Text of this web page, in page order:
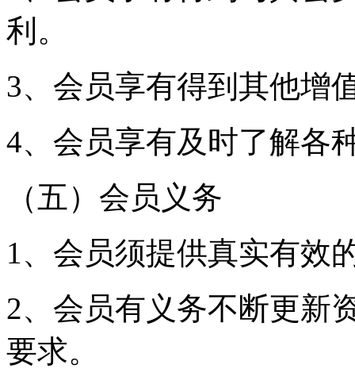
利。
3、会员享有得到其他增
4、会员享有及时了解各
（五）会员义务
1、会员须提供真实有效
2、会员有义务不断更新
要求。